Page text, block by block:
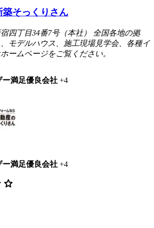
そっくりさん
四丁目34番7号（本社） 全国各地の拠
モデルハウス、施工現場見学会、各種イ
ームページをご覧ください。
ー満足優良会社 +4
ー満足優良会社 +4
star